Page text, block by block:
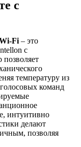
с
Fi – это
с
температуру из
команд
интуитивно
делают
позволяя